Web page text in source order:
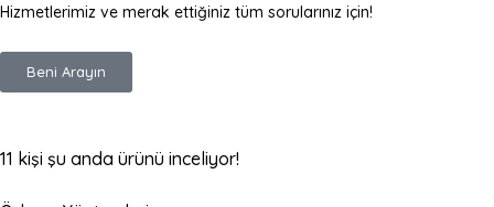
Hizmetlerimiz ve merak ettiğiniz tüm sorularınız için!
Beni Arayın
11 kişi şu anda ürünü inceliyor!